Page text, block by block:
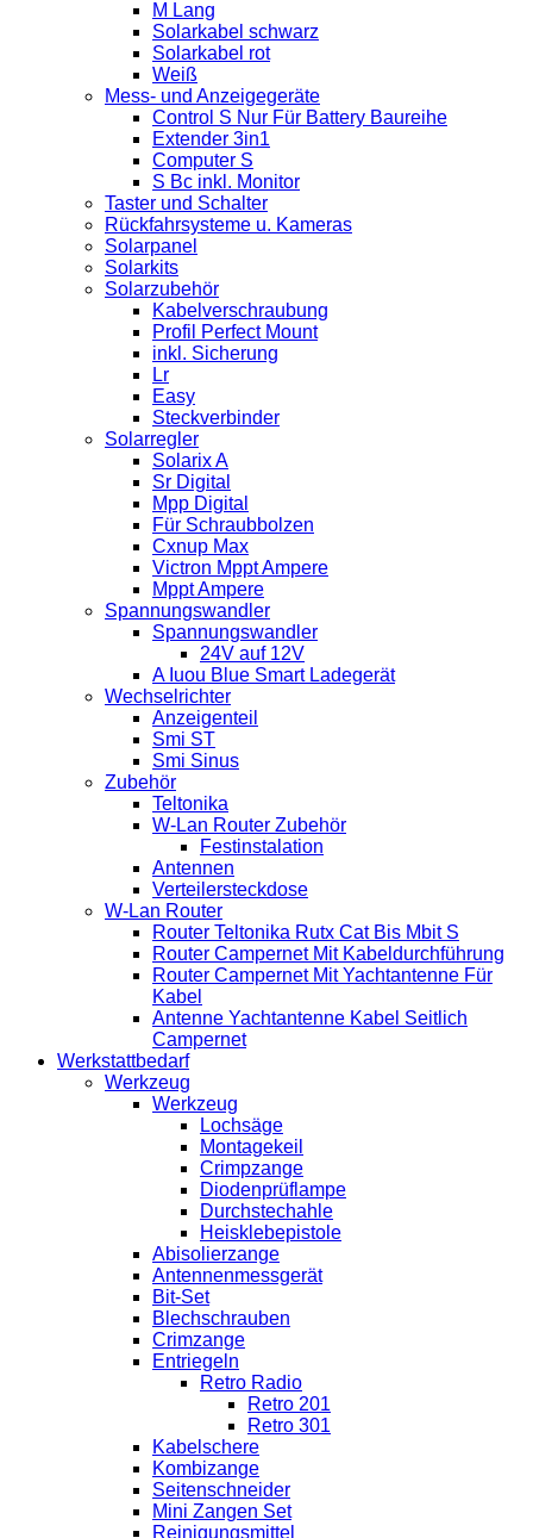
M Lang
Solarkabel schwarz
Solarkabel rot
Weiß
Mess- und Anzeigegeräte
Control S Nur Für Battery Baureihe
Extender 3in1
Computer S
S Bc inkl. Monitor
Taster und Schalter
Rückfahrsysteme u. Kameras
Solarpanel
Solarkits
Solarzubehör
Kabelverschraubung
Profil Perfect Mount
inkl. Sicherung
Lr
Easy
Steckverbinder
Solarregler
Solarix A
Sr Digital
Mpp Digital
Für Schraubbolzen
Cxnup Max
Victron Mppt Ampere
Mppt Ampere
Spannungswandler
Spannungswandler
24V auf 12V
A Iuou Blue Smart Ladegerät
Wechselrichter
Anzeigenteil
Smi ST
Smi Sinus
Zubehör
Teltonika
W-Lan Router Zubehör
Festinstalation
Antennen
Verteilersteckdose
W-Lan Router
Router Teltonika Rutx Cat Bis Mbit S
Router Campernet Mit Kabeldurchführung
Router Campernet Mit Yachtantenne Für
Kabel
Antenne Yachtantenne Kabel Seitlich
Campernet
Werkstattbedarf
Werkzeug
Werkzeug
Lochsäge
Montagekeil
Crimpzange
Diodenprüflampe
Durchstechahle
Heisklebepistole
Abisolierzange
Antennenmessgerät
Bit-Set
Blechschrauben
Crimzange
Entriegeln
Retro Radio
Retro 201
Retro 301
Kabelschere
Kombizange
Seitenschneider
Mini Zangen Set
Reinigungsmittel